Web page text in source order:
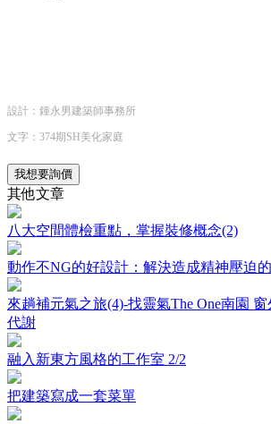
設計：鍾永男建築師事務所
文字：374期SH美化家庭
我想要詢價
其他文章
八大空間體檢重點，掌握裝修概念(2)
動作不NG的好設計：解決造成精神壓迫
來趟補元氣之旅(4)-找靈氣The One南園
代謝
融入新東方風格的工作室 2/2
把建築寫成一套菜單